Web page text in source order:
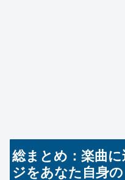
総まとめ：楽曲
ジをあなた自身